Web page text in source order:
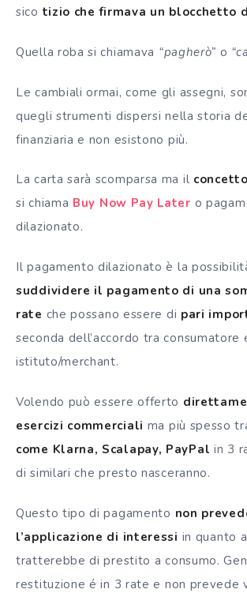
sico tizio che firmava un blocchetto
Quella roba si chiamava “pagherò” o
Le cambiali ormai, come gli assegni,
quegli strumenti dispersi nella storia
finanziaria e non esistono più.
La carta sarà scomparsa ma il
si chiama Buy Now Pay Later o
dilazionato.
Il pagamento dilazionato è la
suddividere il pagamento di una
rate che possano essere di pari
seconda dell’accordo tra consumatore
istituto/merchant.
Volendo può essere offerto
esercizi commerciali ma più spesso
come Klarna, Scalapay, PayPal in 3
di similari che presto nasceranno.
Questo tipo di pagamento non
l’applicazione di interessi in quanto
tratterebbe di prestito a consumo.
restituzione é in 3 rate e non prevede